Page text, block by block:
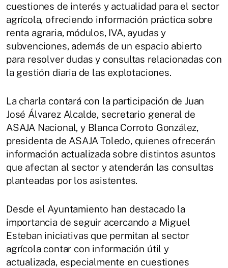
cuestiones de interés y actualidad para el sector
agrícola, ofreciendo información práctica sobre
renta agraria, módulos, IVA, ayudas y
subvenciones, además de un espacio abierto
para resolver dudas y consultas relacionadas con
la gestión diaria de las explotaciones.
La charla contará con la participación de Juan
José Álvarez Alcalde, secretario general de
ASAJA Nacional, y Blanca Corroto González,
presidenta de ASAJA Toledo, quienes ofrecerán
información actualizada sobre distintos asuntos
que afectan al sector y atenderán las consultas
planteadas por los asistentes.
Desde el Ayuntamiento han destacado la
importancia de seguir acercando a Miguel
Esteban iniciativas que permitan al sector
agrícola contar con información útil y
actualizada, especialmente en cuestiones